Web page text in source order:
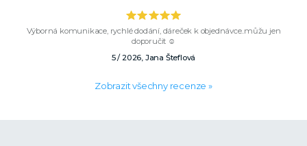
Výborná komunikace, rychlé dodání, dáreček k objednávce..můžu jen
doporučit ☺️
5 / 2026, Jana Šteflová
Zobrazit všechny recenze »